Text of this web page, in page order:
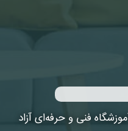
فنی و حرفه‌ای آزاد